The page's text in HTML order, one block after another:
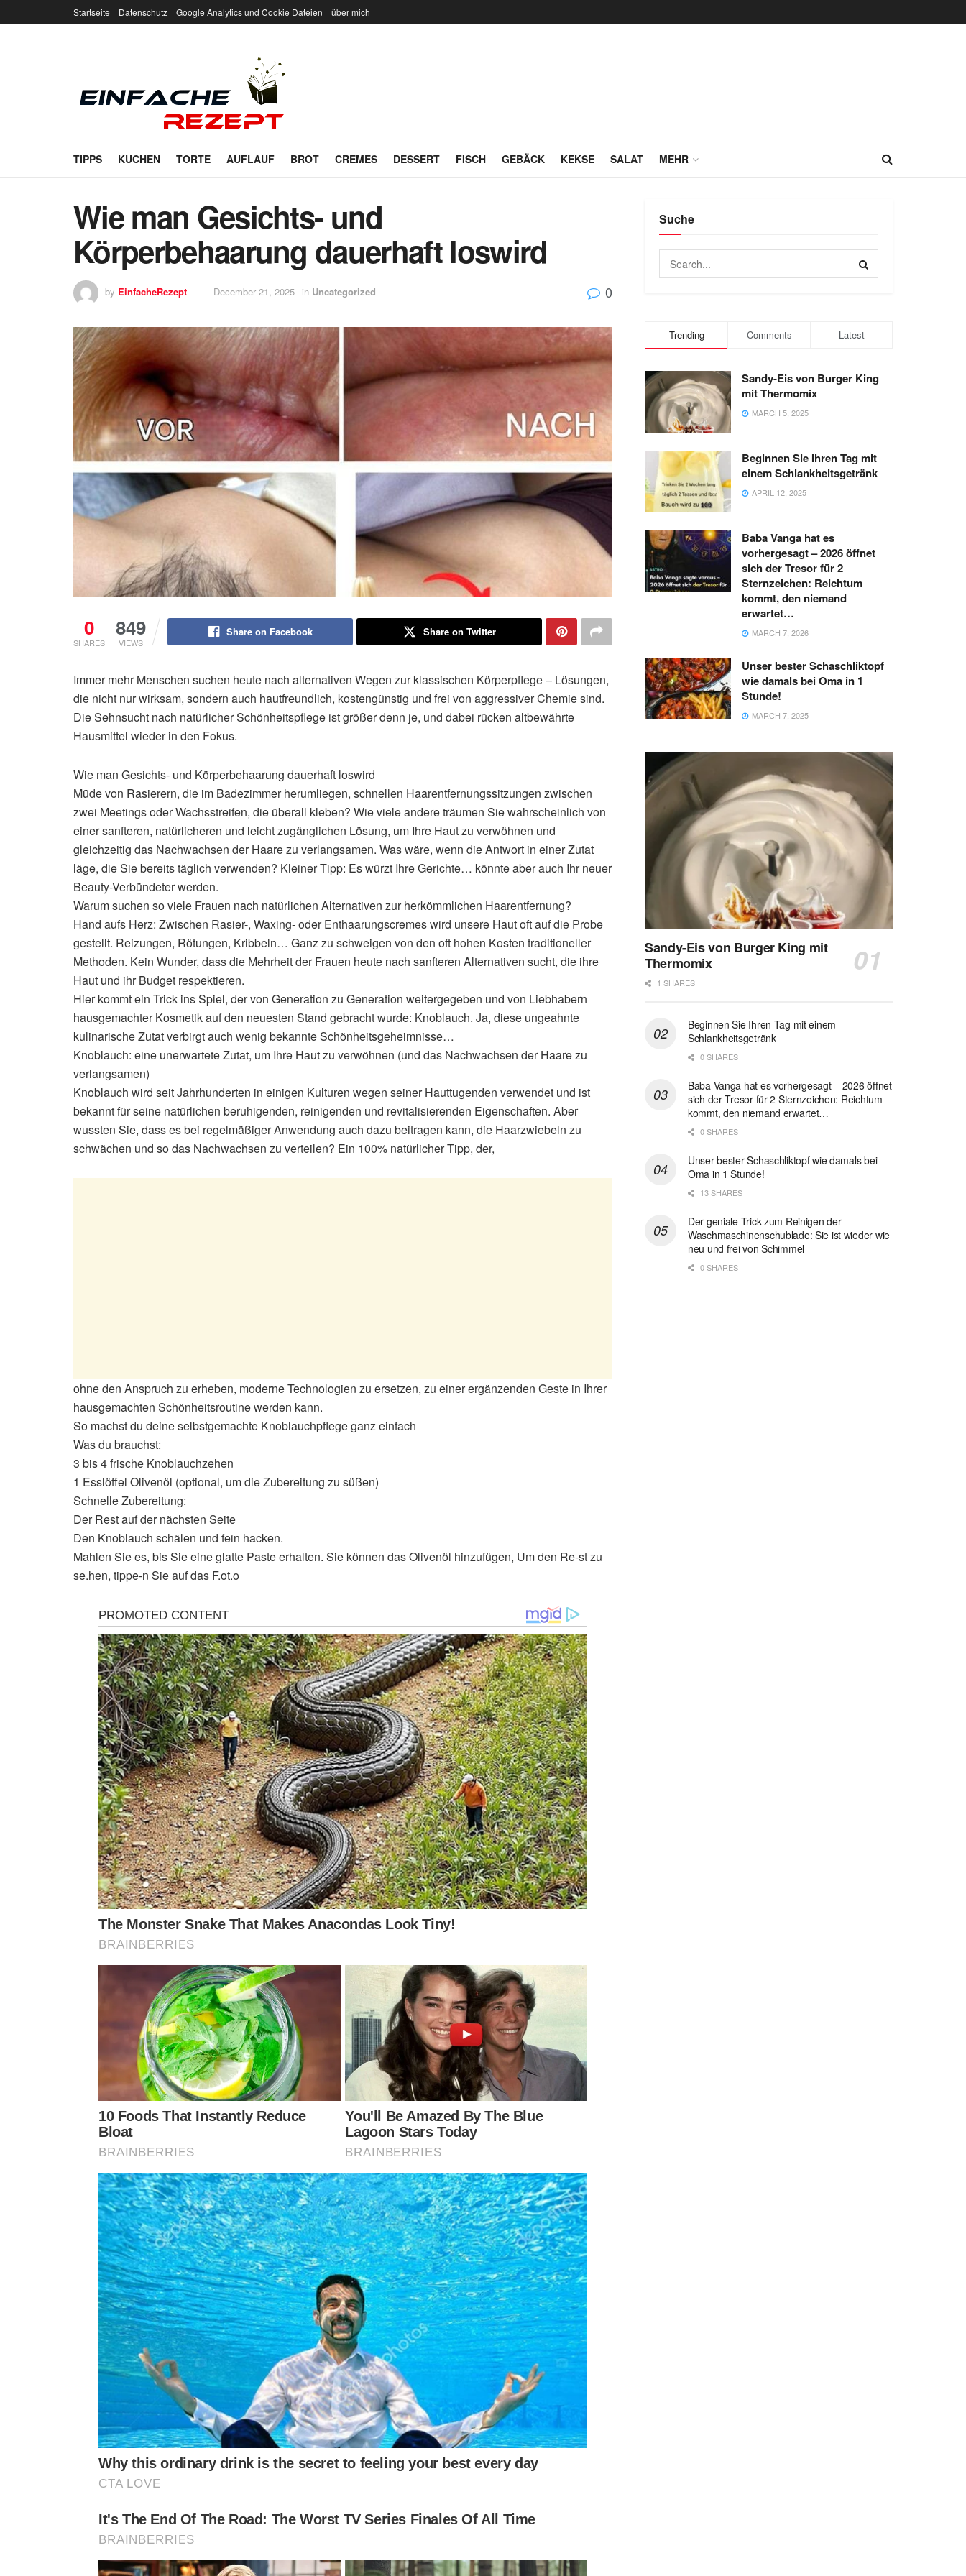
Startseite Datenschutz Google Analytics und Cookie Dateien über mich
TIPPS KUCHEN TORTE AUFLAUF BROT CREMES DESSERT FISCH GEBÄCK KEKSE SALAT MEHR
Wie man Gesichts- und
Körperbehaarung dauerhaft loswird
by EinfacheRezept December 21, 2025 in Uncategorized 0
0
SHARES
849
VIEWS
Share on Facebook Share on Twitter
Immer mehr Menschen suchen heute nach alternativen Wegen zur klassischen Körperpflege – Lösungen,
die nicht nur wirksam, sondern auch hautfreundlich, kostengünstig und frei von aggressiver Chemie sind.
Die Sehnsucht nach natürlicher Schönheitspflege ist größer denn je, und dabei rücken altbewährte
Hausmittel wieder in den Fokus.
Wie man Gesichts- und Körperbehaarung dauerhaft loswird
Müde von Rasierern, die im Badezimmer herumliegen, schnellen Haarentfernungssitzungen zwischen
zwei Meetings oder Wachsstreifen, die überall kleben? Wie viele andere träumen Sie wahrscheinlich von
einer sanfteren, natürlicheren und leicht zugänglichen Lösung, um Ihre Haut zu verwöhnen und
gleichzeitig das Nachwachsen der Haare zu verlangsamen. Was wäre, wenn die Antwort in einer Zutat
läge, die Sie bereits täglich verwenden? Kleiner Tipp: Es würzt Ihre Gerichte… könnte aber auch Ihr neuer
Beauty-Verbündeter werden.
Warum suchen so viele Frauen nach natürlichen Alternativen zur herkömmlichen Haarentfernung?
Hand aufs Herz: Zwischen Rasier-, Waxing- oder Enthaarungscremes wird unsere Haut oft auf die Probe
gestellt. Reizungen, Rötungen, Kribbeln… Ganz zu schweigen von den oft hohen Kosten traditioneller
Methoden. Kein Wunder, dass die Mehrheit der Frauen heute nach sanfteren Alternativen sucht, die ihre
Haut und ihr Budget respektieren.
Hier kommt ein Trick ins Spiel, der von Generation zu Generation weitergegeben und von Liebhabern
hausgemachter Kosmetik auf den neuesten Stand gebracht wurde: Knoblauch. Ja, diese ungeahnte
kulinarische Zutat verbirgt auch wenig bekannte Schönheitsgeheimnisse…
Knoblauch: eine unerwartete Zutat, um Ihre Haut zu verwöhnen (und das Nachwachsen der Haare zu
verlangsamen)
Knoblauch wird seit Jahrhunderten in einigen Kulturen wegen seiner Hauttugenden verwendet und ist
bekannt für seine natürlichen beruhigenden, reinigenden und revitalisierenden Eigenschaften. Aber
wussten Sie, dass es bei regelmäßiger Anwendung auch dazu beitragen kann, die Haarzwiebeln zu
schwächen und so das Nachwachsen zu verteilen? Ein 100% natürlicher Tipp, der,
ohne den Anspruch zu erheben, moderne Technologien zu ersetzen, zu einer ergänzenden Geste in Ihrer
hausgemachten Schönheitsroutine werden kann.
So machst du deine selbstgemachte Knoblauchpflege ganz einfach
Was du brauchst:
3 bis 4 frische Knoblauchzehen
1 Esslöffel Olivenöl (optional, um die Zubereitung zu süßen)
Schnelle Zubereitung:
Der Rest auf der nächsten Seite
Den Knoblauch schälen und fein hacken.
Mahlen Sie es, bis Sie eine glatte Paste erhalten. Sie können das Olivenöl hinzufügen, Um den Re-st zu
se.hen, tippe-n Sie auf das F.ot.o
Suche
Trending Comments Latest
Sandy-Eis von Burger King
mit Thermomix
MARCH 5, 2025
Beginnen Sie Ihren Tag mit
einem Schlankheitsgetränk
APRIL 12, 2025
Baba Vanga hat es
vorhergesagt – 2026 öffnet
sich der Tresor für 2
Sternzeichen: Reichtum
kommt, den niemand
erwartet…
MARCH 7, 2026
Unser bester Schaschliktopf
wie damals bei Oma in 1
Stunde!
MARCH 7, 2025
Sandy-Eis von Burger King mit
Thermomix
1 SHARES
Beginnen Sie Ihren Tag mit einem
Schlankheitsgetränk
0 SHARES
Baba Vanga hat es vorhergesagt – 2026 öffnet
sich der Tresor für 2 Sternzeichen: Reichtum
kommt, den niemand erwartet…
0 SHARES
Unser bester Schaschliktopf wie damals bei
Oma in 1 Stunde!
13 SHARES
Der geniale Trick zum Reinigen der
Waschmaschinenschublade: Sie ist wieder wie
neu und frei von Schimmel
0 SHARES